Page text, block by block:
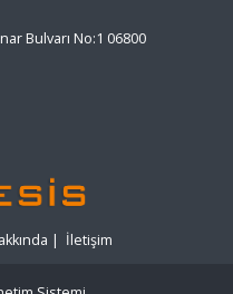
Bulvarı No:1 06800
| İletişim